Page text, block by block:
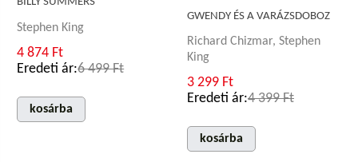
Stephen King
4 874 Ft
Eredeti ár:6 499 Ft
kosárba
GWENDY ÉS A VARÁZSDOBOZ
Richard Chizmar, Stephen
King
3 299 Ft
Eredeti ár:4 399 Ft
kosárba